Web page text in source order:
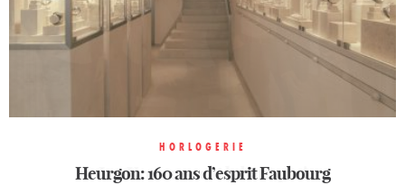
INTERVIEW
Les Kretz cassent la baraque !
HORLOGERIE
Heurgon: 160 ans d’esprit Faubourg
JOAILLERIE
Eclettica, l’arte de Bvlgari